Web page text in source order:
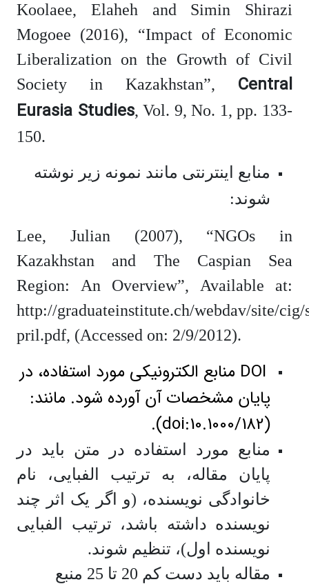
Koolaee, Elaheh and Simin Shirazi
Mogoee (2016), “Impact of Economic
Liberalization on the Growth of Civil
Society in Kazakhstan”, Central
Eurasia Studies, Vol. 9, No. 1, pp. 133-
150.
منابع اینترنتی مانند نمونه­ زیر نوشته
شوند:
Lee, Julian (2007), “NGOs in
Kazakhstan and The Caspian Sea
Region: An Overview”, Available at:
http://graduateinstitute.ch/webdav/site/
pril.pdf, (Accessed on: 2/9/2012).
DOI منابع الکترونیکی مورد استفاده، در
پایان مشخصات آن آورده شود. مانند:
(
doi:10.1000/182
).
منابع مورد استفاده در متن باید در
پایان مقاله، به ترتیب الفبایی، نام
خانوادگی نویسنده، (و اگر یک اثر چند
نویسنده داشته باشد، ترتیب الفبایی
نویسنده اول)، تنظیم شوند.
مقاله باید دست کم 20 تا 25 منبع